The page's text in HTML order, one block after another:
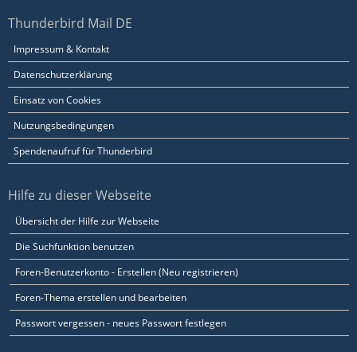
Thunderbird Mail DE
Impressum & Kontakt
Datenschutzerklärung
Einsatz von Cookies
Nutzungsbedingungen
Spendenaufruf für Thunderbird
Hilfe zu dieser Webseite
Übersicht der Hilfe zur Webseite
Die Suchfunktion benutzen
Foren-Benutzerkonto - Erstellen (Neu registrieren)
Foren-Thema erstellen und bearbeiten
Passwort vergessen - neues Passwort festlegen